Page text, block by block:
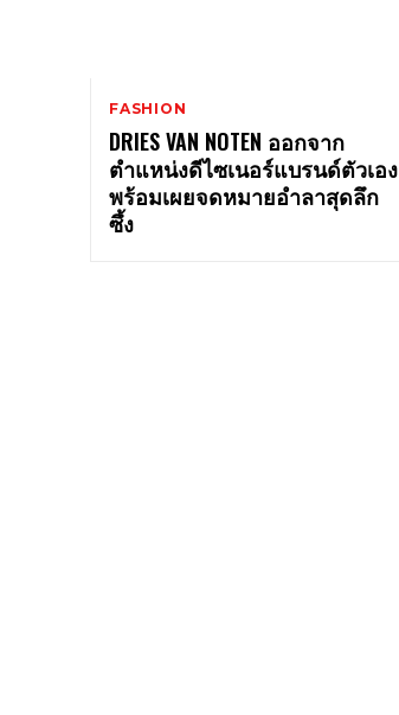
FASHION
DRIES VAN NOTEN ออกจาก
ตำแหน่งดีไซเนอร์แบรนด์ตัวเอง
พร้อมเผยจดหมายอำลาสุดลึก
ซึ้ง